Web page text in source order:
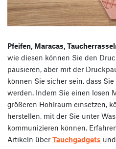
Pfeifen, Maracas,
wie diesen können Sie den
pausieren, aber mit der
können Sie sicher sein, dass
werden. Indem Sie einen losen
größeren Hohlraum einsetzen,
herstellen, mit der Sie unter
kommunizieren können.
Artikeln über Tauchgadgets und